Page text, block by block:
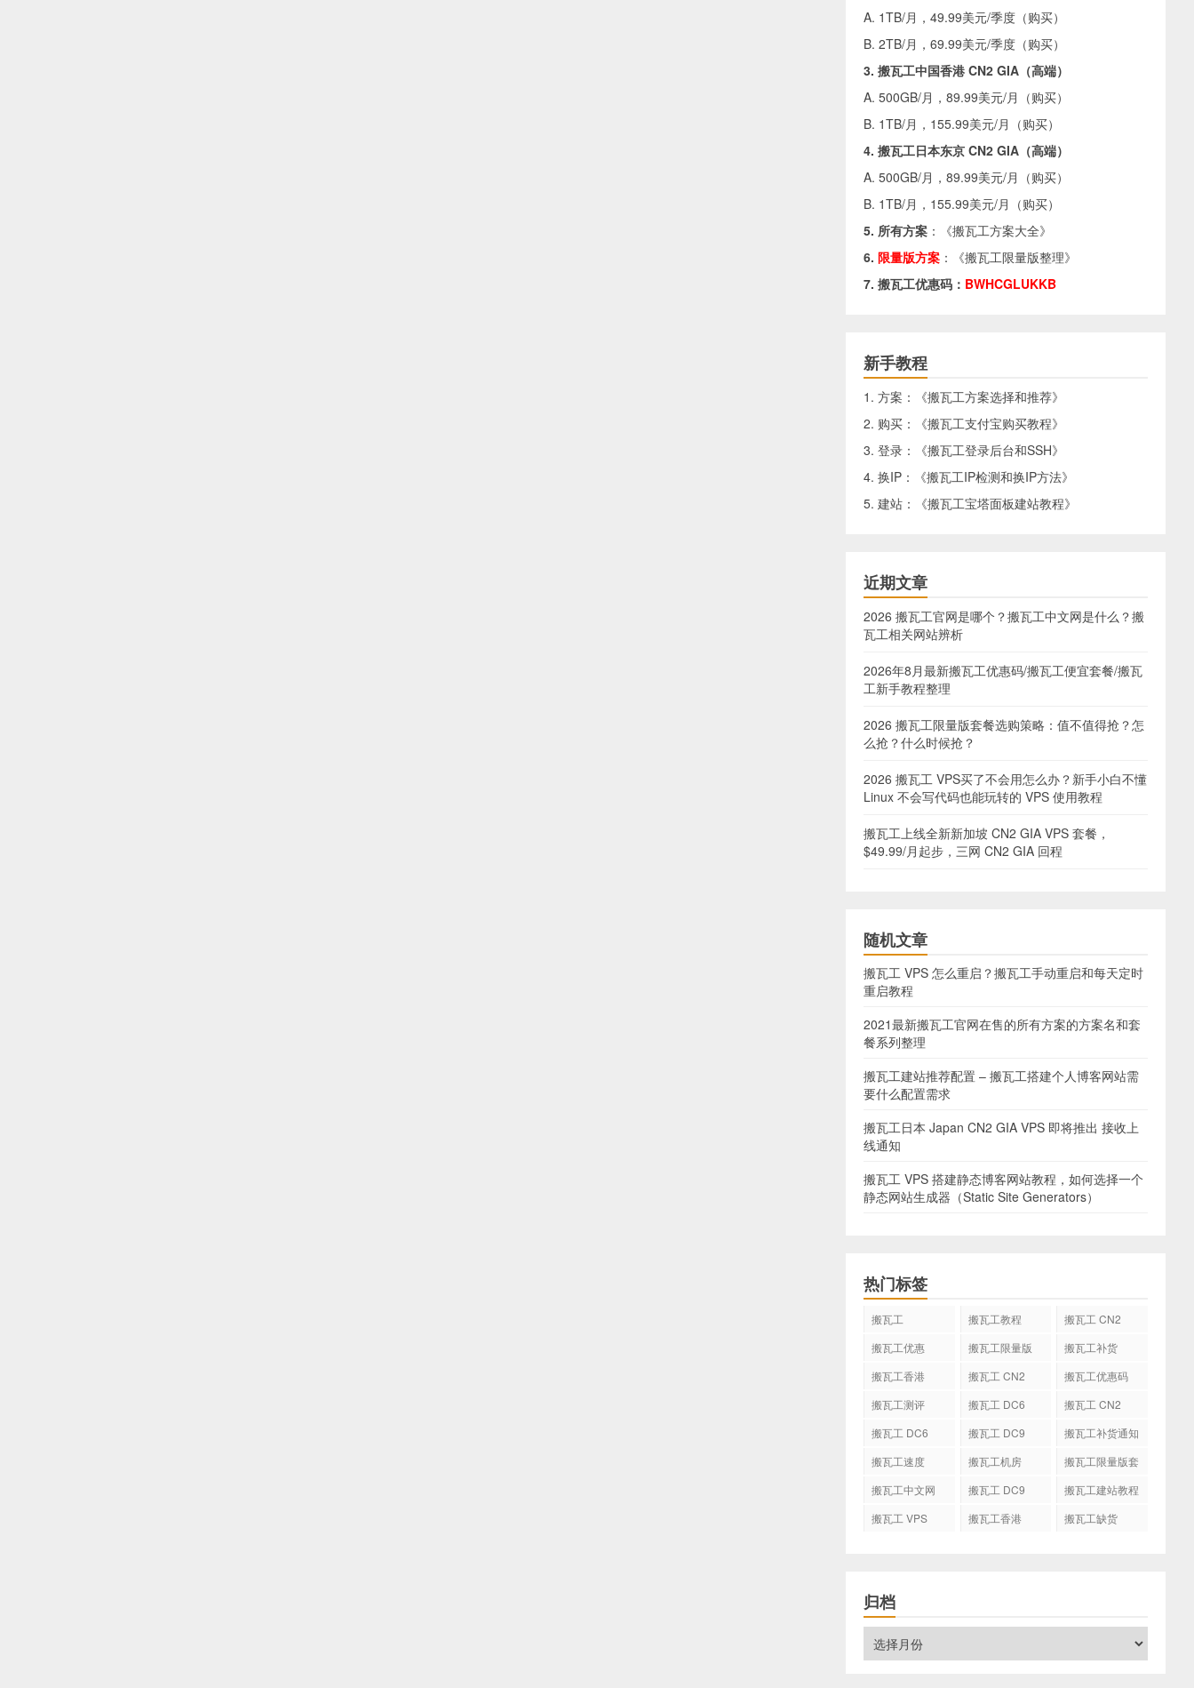
A. 1TB/月，49.99美元/季度（购买）
B. 2TB/月，69.99美元/季度（购买）
3. 搬瓦工中国香港 CN2 GIA（高端）
A. 500GB/月，89.99美元/月（购买）
B. 1TB/月，155.99美元/月（购买）
4. 搬瓦工日本东京 CN2 GIA（高端）
A. 500GB/月，89.99美元/月（购买）
B. 1TB/月，155.99美元/月（购买）
5. 所有方案 ：《搬瓦工方案大全》
6. 限量版方案 ：《搬瓦工限量版整理》
7. 搬瓦工优惠码： BWHCGLUKKB
新手教程
1. 方案：《搬瓦工方案选择和推荐》
2. 购买：《搬瓦工支付宝购买教程》
3. 登录：《搬瓦工登录后台和SSH》
4. 换IP：《搬瓦工IP检测和换IP方法》
5. 建站：《搬瓦工宝塔面板建站教程》
近期文章
2026 搬瓦工官网是哪个？搬瓦工中文网是什么？搬
瓦工相关网站辨析
2026年8月最新搬瓦工优惠码/搬瓦工便宜套餐/搬瓦
工新手教程整理
2026 搬瓦工限量版套餐选购策略：值不值得抢？怎
么抢？什么时候抢？
2026 搬瓦工 VPS买了不会用怎么办？新手小白不懂
Linux 不会写代码也能玩转的 VPS 使用教程
搬瓦工上线全新新加坡 CN2 GIA VPS 套餐，
$49.99/月起步，三网 CN2 GIA 回程
随机文章
搬瓦工 VPS 怎么重启？搬瓦工手动重启和每天定时
重启教程
2021最新搬瓦工官网在售的所有方案的方案名和套
餐系列整理
搬瓦工建站推荐配置 – 搬瓦工搭建个人博客网站需
要什么配置需求
搬瓦工日本 Japan CN2 GIA VPS 即将推出 接收上
线通知
搬瓦工 VPS 搭建静态博客网站教程，如何选择一个
静态网站生成器（Static Site Generators）
热门标签
搬瓦工 搬瓦工教程
搬瓦工 CN2
搬瓦工优惠 搬瓦工限量版
搬瓦工补货
搬瓦工香港
搬瓦工 CN2
搬瓦工优惠码
搬瓦工测评
搬瓦工 DC6
搬瓦工 CN2
搬瓦工 DC6
搬瓦工 DC9
搬瓦工补货通知
搬瓦工速度
搬瓦工机房
搬瓦工限量版套
搬瓦工中文网 搬瓦工 DC9
搬瓦工建站教程
搬瓦工 VPS
搬瓦工香港
搬瓦工缺货
归档